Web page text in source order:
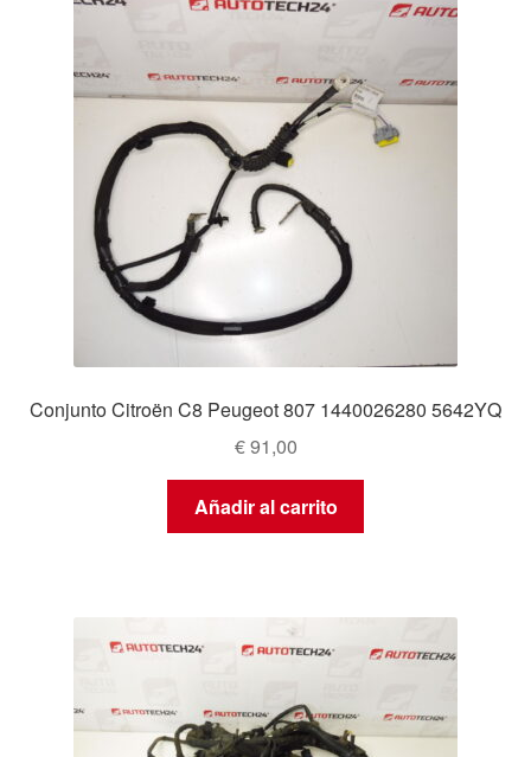
Conjunto Citroën C8 Peugeot 807 1440026280 5642YQ
€91,00
Añadir al carrito